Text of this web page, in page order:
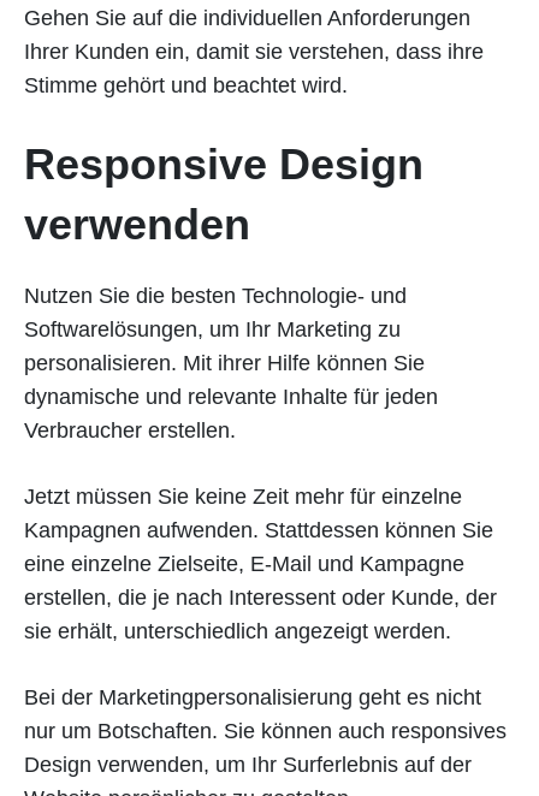
Gehen Sie auf die individuellen Anforderungen
Ihrer Kunden ein, damit sie verstehen, dass ihre
Stimme gehört und beachtet wird.
Responsive Design
verwenden
Nutzen Sie die besten Technologie- und
Softwarelösungen, um Ihr Marketing zu
personalisieren. Mit ihrer Hilfe können Sie
dynamische und relevante Inhalte für jeden
Verbraucher erstellen.
Jetzt müssen Sie keine Zeit mehr für einzelne
Kampagnen aufwenden. Stattdessen können Sie
eine einzelne Zielseite, E-Mail und Kampagne
erstellen, die je nach Interessent oder Kunde, der
sie erhält, unterschiedlich angezeigt werden.
Bei der Marketingpersonalisierung geht es nicht
nur um Botschaften. Sie können auch responsives
Design verwenden, um Ihr Surferlebnis auf der